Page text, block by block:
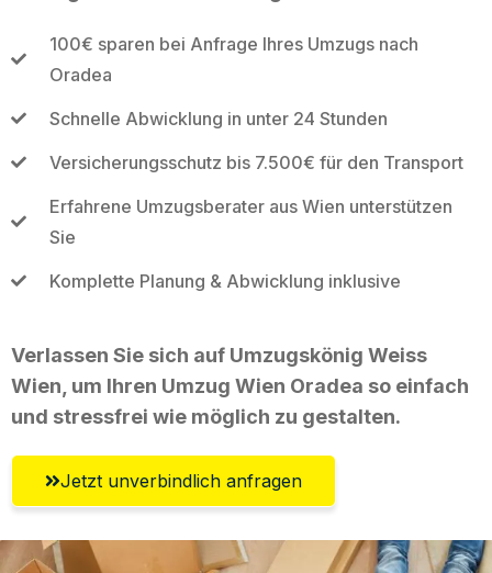
100€ sparen bei Anfrage Ihres Umzugs nach
Oradea
Schnelle Abwicklung in unter 24 Stunden
Versicherungsschutz bis 7.500€ für den Transport
Erfahrene Umzugsberater aus Wien unterstützen
Sie
Komplette Planung & Abwicklung inklusive
Verlassen Sie sich auf Umzugskönig Weiss
Wien, um Ihren Umzug Wien Oradea so einfach
und stressfrei wie möglich zu gestalten.
Jetzt unverbindlich anfragen